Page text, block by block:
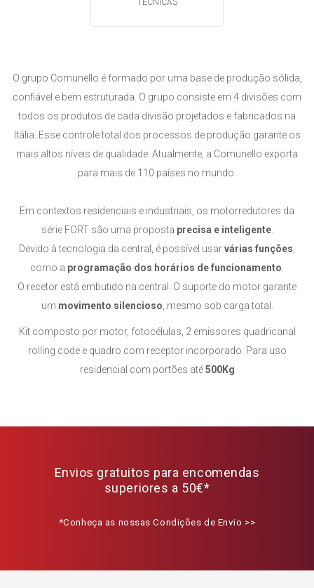
TÉCNICAS
O grupo Comunello é formado por uma base de produção sólida,
confiável e bem estruturada. O grupo consiste em 4 divisões com
todos os produtos de cada divisão projetados e fabricados na
Itália. Esse controle total dos processos de produção garante os
mais altos níveis de qualidade. Atualmente, a Comunello exporta
para mais de 110 países no mundo.
Em contextos residenciais e industriais, os motorredutores da
série FORT são uma proposta precisa e inteligente.
Devido à tecnologia da central, é possível usarvárias funções
como a programação dos horários de funcionamento
O recetor está embutido na central. O suporte do motor garante
um movimento silencioso , mesmo sob carga total.
Kit composto por motor, fotocélulas, 2 emissores quadricanal
rolling code e quadro com receptor incorporado . Para uso
residencial com portões até500Kg
Envios gratuitos para encomendas
superiores a 50€*
*Conheça as nossas Condições de Envio >>